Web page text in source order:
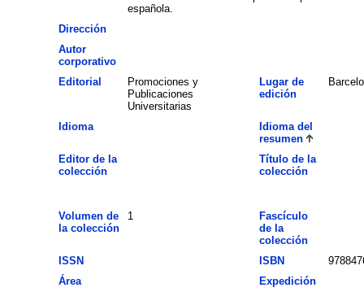
española.
Dirección
Autor
corporativo
Editorial
Promociones y
Publicaciones
Universitarias
Lugar de
edición
Idioma
Idioma del
resumen
Editor de la
colección
Título de la
colección
Volumen de
la colección
1
Fascículo
de la
colección
ISSN
ISBN
Área
Expedición